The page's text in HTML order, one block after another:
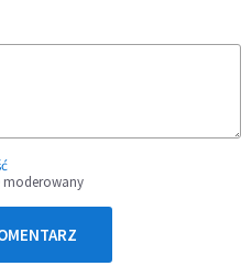
moderowany